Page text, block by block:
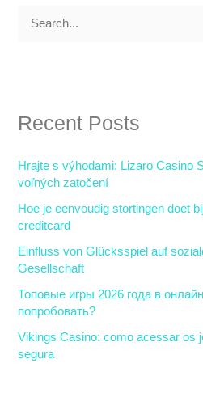
c
f
r
Recent Posts
Hrajte s výhodami: Lizaro Casino
voľných zatočení
Hoe je eenvoudig stortingen doet
creditcard
Einfluss von Glücksspiel auf
Gesellschaft
Топовые игры 2026 года в
попробовать?
Vikings Casino: como acessar os
segura